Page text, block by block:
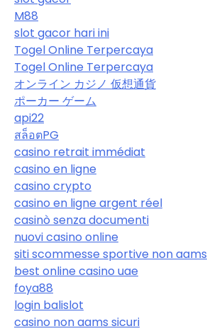
M88
slot gacor hari ini
Togel Online Terpercaya
Togel Online Terpercaya
オンライン カジノ 仮想通貨
ポーカー ゲーム
api22
สล็อตPG
casino retrait immédiat
casino en ligne
casino crypto
casino en ligne argent réel
casinò senza documenti
nuovi casino online
siti scommesse sportive non aams
best online casino uae
foya88
login balislot
casino non aams sicuri